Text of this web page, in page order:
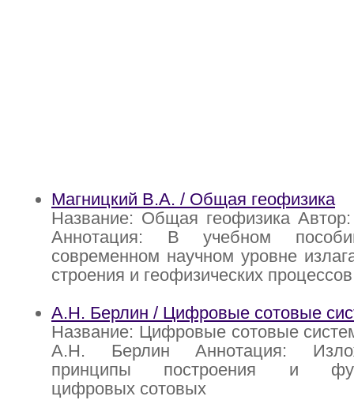
Магницкий В.А. / Общая геофизика
Название: Общая геофизика
Аннотация: В учебном
современном научном уровне
строения и геофизических процессов
А.Н. Берлин / Цифровые сотовые
Название: Цифровые сотовые
А.Н. Берлин Аннотация:
принципы построения и
цифровых сотовых